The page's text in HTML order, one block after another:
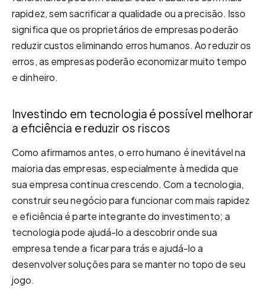
rapidez, sem sacrificar a qualidade ou a precisão. Isso
significa que os proprietários de empresas poderão
reduzir custos eliminando erros humanos. Ao reduzir os
erros, as empresas poderão economizar muito tempo
e dinheiro.
Investindo em tecnologia é possível melhorar
a eficiência e reduzir os riscos
Como afirmamos antes, o erro humano é inevitável na
maioria das empresas, especialmente à medida que
sua empresa continua crescendo. Com a tecnologia,
construir seu negócio para funcionar com mais rapidez
e eficiência é parte integrante do investimento; a
tecnologia pode ajudá-lo a descobrir onde sua
empresa tende a ficar para trás e ajudá-lo a
desenvolver soluções para se manter no topo de seu
jogo.